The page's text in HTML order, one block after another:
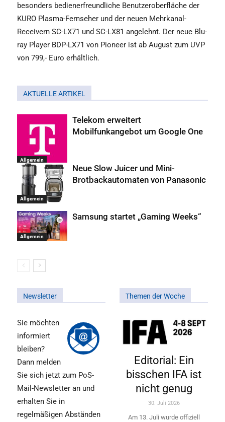
besonders bedienerfreundliche Benutzeroberfläche der
KURO Plasma-Fernseher und der neuen Mehrkanal-
Receivern SC-LX71 und SC-LX81 angelehnt. Der neue Blu-
ray Player BDP-LX71 von Pioneer ist ab August zum UVP
von 799,- Euro erhältlich.
AKTUELLE ARTIKEL
Allgemein
Telekom erweitert
Mobilfunkangebot um Google One
Allgemein
Neue Slow Juicer und Mini-
Brotbackautomaten von Panasonic
Allgemein
Samsung startet „Gaming Weeks“
Newsletter
Sie möchten
informiert
bleiben?
Dann melden
Sie sich jetzt zum PoS-
Mail-Newsletter an und
erhalten Sie in
regelmäßigen Abständen
Themen der Woche
Editorial: Ein
bisschen IFA ist
nicht genug
30. Juli 2026
Am 13. Juli wurde offiziell